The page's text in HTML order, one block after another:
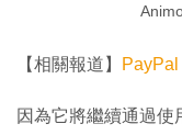
【相關報道】
因為它將繼續通過